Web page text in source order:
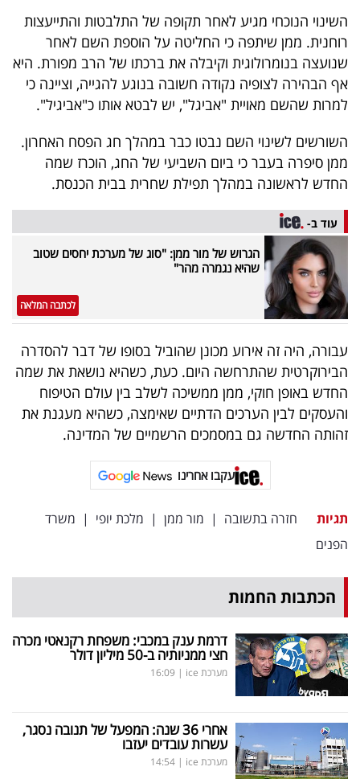
40
UNDER
40
שיתופי
פעולה
דרושים
ניוזלטרים
אדום
פרסמו
אחרינו:
השינוי הנוכחי מגיע לאחר תקופה של התלבטות והתייעצות
רוחנית. ממן שיתפה כי החליטה על הוספת השם לאחר
שנועצה בנומרולוגית וקיבלה את ברכתו של הרב מפורת. היא
אף הבהירה לצופיה נקודה חשובה בנוגע להגייה, וציינה כי
למרות שהשם מאויית "אביגל", יש לבטא אותו כ"אביגיל".
השורשים לשינוי השם נבטו כבר במהלך חג הפסח האחרון.
ממן סיפרה בעבר כי ביום השביעי של החג, הוכרז שמה
החדש לראשונה במהלך תפילת שחרית בבית הכנסת.
עוד ב-
הגרוש של מור ממן: "סוג של מערכת יחסים שטוב
שהיא נגמרה מהר"
לכתבה המלאה
עבורה, היה זה אירוע מכונן שהוביל בסופו של דבר להסדרה
הבירוקרטית שהתרחשה היום. כעת, כשהיא נושאת את שמה
החדש באופן חוקי, ממן ממשיכה לשלב בין עולם הטיפוח
והעסקים לבין הערכים הדתיים שאימצה, כשהיא מעגנת את
זהותה החדשה גם במסמכים הרשמיים של המדינה.
עקבו אחרינו
תגיות חזרה בתשובה | מור ממן | מלכת יופי | משרד
הפנים
הכתבות החמות
דרמת ענק במכבי: משפחת רקנאטי מכרה
חצי ממניותיה ב-50 מיליון דולר
מערכת ice |
16:09
אחרי 36 שנה: המפעל של תנובה נסגר,
עשרות עובדים יעזבו
מערכת ice |
14:54